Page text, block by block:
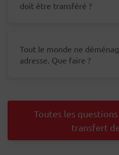
doit être transféré ?
Tout le monde ne
adresse. Que faire ?
Toutes les
transfert